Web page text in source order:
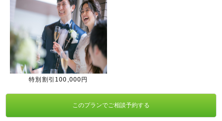
特別割引100,000円
このプランでご相談予約する